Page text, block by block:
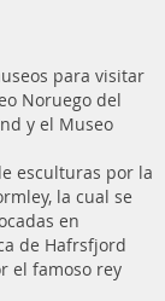
para visitar
Noruego del
y el Museo
esculturas por la
la cual se
en
de Hafrsfjord
el famoso rey